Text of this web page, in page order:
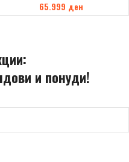
65.999 ден
и понуди!